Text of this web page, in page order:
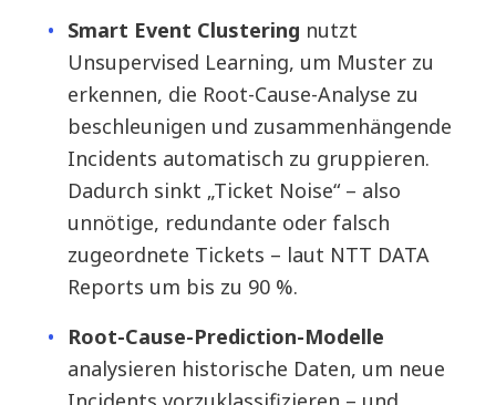
Smart Event Clustering nutzt
Unsupervised Learning, um Muster zu
erkennen, die Root-Cause-Analyse zu
beschleunigen und zusammenhängende
Incidents automatisch zu gruppieren.
Dadurch sinkt „Ticket Noise“ – also
unnötige, redundante oder falsch
zugeordnete Tickets – laut NTT DATA
Reports um bis zu 90 %.
Root-Cause-Prediction-Modelle
analysieren historische Daten, um neue